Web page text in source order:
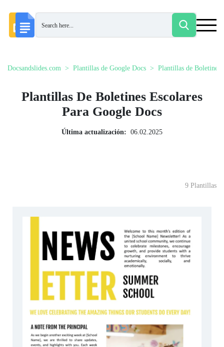
Docsandslides.com Plantillas de Google Docs Plantillas de Boletines
Plantillas De Boletines Escolares
Para Google Docs
Última actualización: 06.02.2025
9 Plantillas